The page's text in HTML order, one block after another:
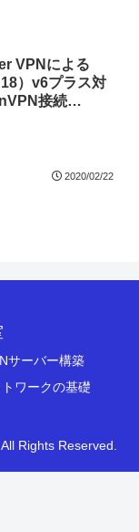
VPNによる
）v6プラス対
接続
2020/02/22
サーバー構築
ワークの基礎
Rights Reserved.